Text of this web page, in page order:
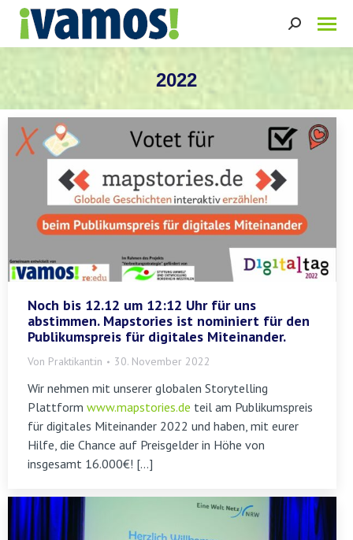
Search:
2022
Noch bis 12.12 um 12:12 Uhr für uns
abstimmen. Mapstories ist nominiert für den
Publikumspreis für digitales Miteinander.
Von Praktikant:in 30. November 2022
Wir nehmen mit unserer globalen Storytelling
Plattform www.mapstories.de teil am Publikumspreis
für digitales Miteinander 2022 und haben, mit eurer
Hilfe, die Chance auf Preisgelder in Höhe von
insgesamt 16.000€! […]